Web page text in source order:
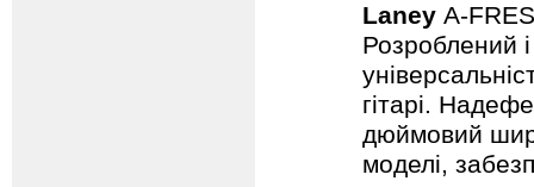
Laney A-
Розроблений
гітарі.
дюймовий
моделі,